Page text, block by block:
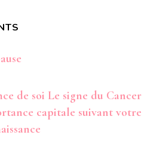
de soi Le signe du Cancer
capitale suivant votre